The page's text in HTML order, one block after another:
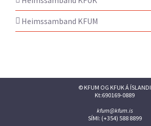
Heimssamband KFUM
© KFUM OG KFUK Á ÍSLANDI
Kt:690169-0889
kfum@kfum.is
SÍMI: (+354) 588 8899